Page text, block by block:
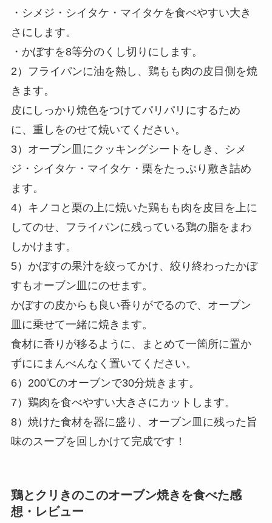
・シメジ・シイタケ・マイタケを食べやすい大き
さにします。
・かぼすを8等分のくし切りにします。
2）フライパンに油を熱し、鶏もも肉の皮目側を焼
きます。
皮にしっかり焼色をつけてパリパリにするため
に、重しをのせて焼いてください。
3）オーブン皿にクッキングシートをしき、シメ
ジ・シイタケ・マイタケ・栗をたっぷり敷き詰め
ます。
4）キノコと栗の上に焼いた鶏もも肉を皮目を上に
してのせ、フライパンに残っている鶏の脂をまわ
しかけます。
5）かぼすの果汁を絞ってかけ、絞り終わったかぼ
すもオーブン皿にのせます。
かぼすの皮からも良い香りがでるので、オーブン
皿に乗せて一緒に焼きます。
食材に香りが移るように、まとめて一箇所に置か
ずににまんべんなく置いてください。
6）200℃のオーブンで30分焼きます。
7）鶏肉を食べやすい大きさにカットします。
8）焼けた食材を器に盛り、オーブン皿に残った旨
味のスープを回しかけて完成です！
鶏とクリきのこのオーブン焼きを食べた感
想・レビュー